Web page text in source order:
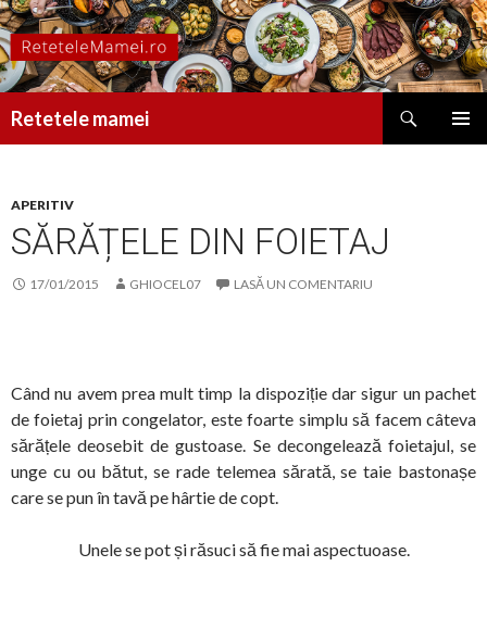
Retetele mamei
APERITIV
SĂRĂȚELE DIN FOIETAJ
17/01/2015 GHIOCEL07 LASĂ UN COMENTARIU
Când nu avem prea mult timp la dispoziție dar sigur un pachet
de foietaj prin congelator, este foarte simplu să facem câteva
sărățele deosebit de gustoase. Se decongelează foietajul, se
unge cu ou bătut, se rade telemea sărată, se taie bastonașe
care se pun în tavă pe hârtie de copt.
Unele se pot și răsuci să fie mai aspectuoase.